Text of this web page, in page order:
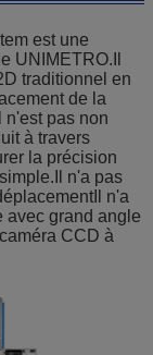
est une
UNIMETRO.Il
traditionnel en
de la
n'est pas non
à travers
la précision
n'a pas
n'a
avec grand angle
CCD à